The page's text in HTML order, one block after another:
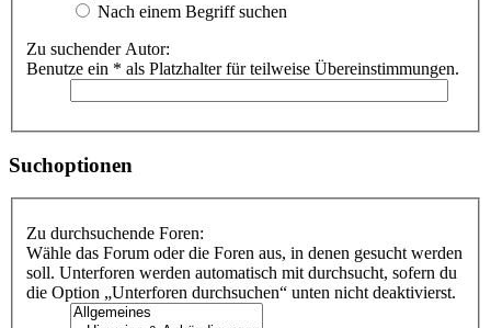
Nach einem Begriff suchen
Zu suchender Autor:
Benutze ein * als Platzhalter für teilweise Übereinstimmungen.
Suchoptionen
Zu durchsuchende Foren:
Wähle das Forum oder die Foren aus, in denen gesucht werden
soll. Unterforen werden automatisch mit durchsucht, sofern du
die Option „Unterforen durchsuchen“ unten nicht deaktivierst.